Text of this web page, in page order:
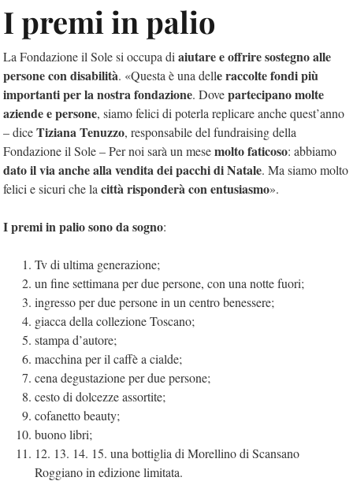
I premi in palio
La Fondazione il Sole si occupa di aiutare e offrire sostegno alle
persone con disabilità. «Questa è una delle raccolte fondi più
importanti per la nostra fondazione. Dovepartecipano molte
aziende e persone, siamo felici di poterla replicare anche quest’anno
– diceTiziana Tenuzzo, responsabile del fundraising della
Fondazione il Sole – Per noi sarà un mesemolto faticoso: abbiamo
dato il via anche alla vendita dei pacchi di Natale. Ma siamo molto
felici e sicuri che la città risponderà con entusiasmo».
I premi in palio sono da sogno:
Tv di ultima generazione;
un fine settimana per due persone, con una notte fuori;
ingresso per due persone in un centro benessere;
giacca della collezione Toscano;
stampa d’autore;
macchina per il caffè a cialde;
cena degustazione per due persone;
cesto di dolcezze assortite;
cofanetto beauty;
buono libri;
12. 13. 14. 15. una bottiglia di Morellino di Scansano
Roggiano in edizione limitata.